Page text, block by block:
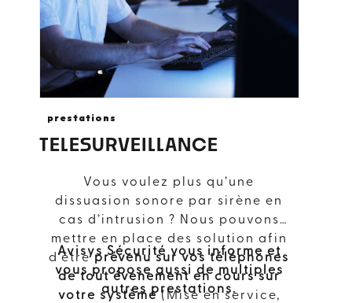
prestations
TELESURVEILLANCE
Vous voulez plus qu’une
dissuasion sonore par sirène en
cas d’intrusion ? Nous pouvons
mettre en place des solution afin
d’être prévenu sur vos téléphones
de tout événement en cours sur
votre système(Mise en service,
Avisys Sécurité vous informe et
vous propose aussi de multiples
autres prestations.